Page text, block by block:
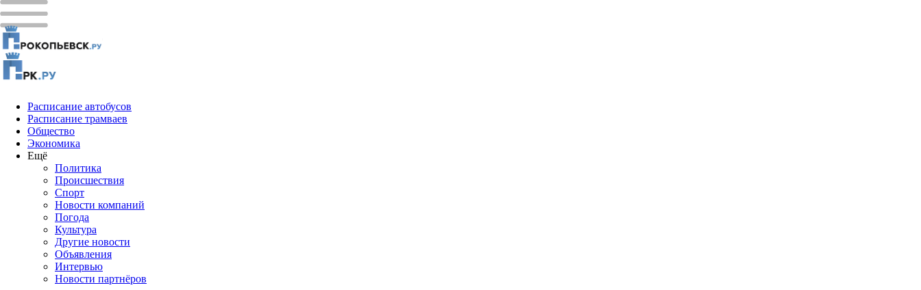
Расписание автобусов
Расписание трамваев
Общество
Экономика
Ещё
Политика
Проиcшествия
Спорт
Новости компаний
Погода
Культура
Другие новости
Объявления
Интервью
Новости партнёров